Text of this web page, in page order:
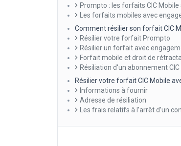
Prompto : les forfaits CIC
Les forfaits mobiles avec
Comment résilier son forfait CIC
Résilier votre forfait Prompto
Résilier un forfait avec
Forfait mobile et droit de
Résiliation d'un abonnement
Résilier votre forfait CIC Mobile
Informations à fournir
Adresse de résiliation
Les frais relatifs à l’arrêt d’un